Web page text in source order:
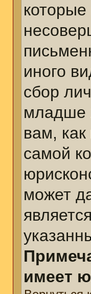
иного
сбор
младше
вам,
самой
может
имеет